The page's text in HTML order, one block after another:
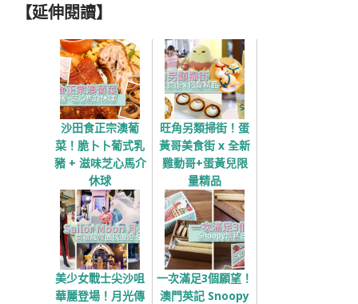
【延伸閱讀】
沙田食正宗澳葡
菜！脆卜卜葡式乳
豬 + 滋味芝心馬介
休球
旺角另類掃街！蛋
黃哥美食街 x 全新
雞動哥+蛋黃兒限
量精品
美少女戰士尖沙咀
華麗登場！月光傳
一次滿足3個願望！
澳門英記 Snoopy